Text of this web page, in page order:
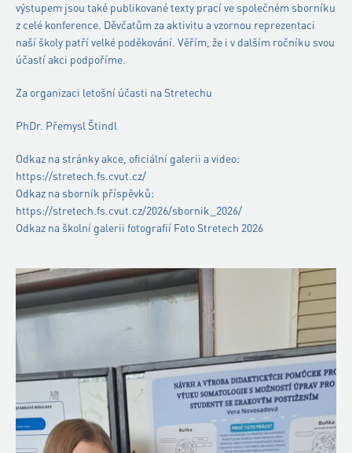
výstupem jsou také publikované texty prací ve společném sborníku
z celé konference. Děvčatům za aktivitu a vzornou reprezentaci
naší školy patří velké poděkování. Věřím, že i v dalším ročníku svou
účastí akci podpoříme.
Za organizaci letošní účasti na Stretechu
PhDr. Přemysl Štindl
Odkaz na stránky akce, oficiální galerii a video:
https://stretech.fs.cvut.cz/
Odkaz na sborník příspěvků:
https://stretech.fs.cvut.cz/2026/sbornik_2026/
Odkaz na školní galerii fotografií Foto Stretech 2026